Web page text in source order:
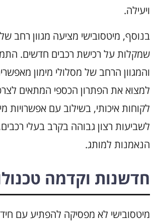
ויעילה.
בנוסף, מיטסובישי מציעה מגוון רחב
שמקלות על רכישת רכבים חדשים.
והמגוון הרחב של מסלולי מימון
למצוא את הפתרון הכספי המתאים
לקוחות איכותי, בשילוב עם אפשרויות
לשביעות רצון גבוהה בקרב בעלי
הנאמנות למותג.
חדשנות וקדמה
מיטסובישי לא מפסיקה להפתיע עם